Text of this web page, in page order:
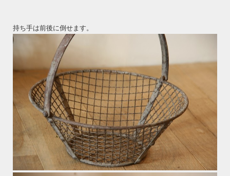
持ち手は前後に倒せます。